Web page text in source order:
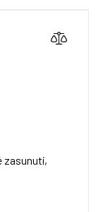
zasunutí,